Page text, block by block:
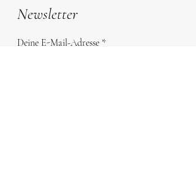
Newsletter
Deine E-Mail-Adresse